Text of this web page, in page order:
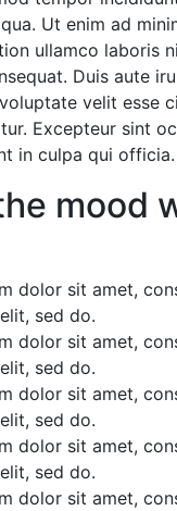
Ut enim ad
ullamco laboris
Duis aute
velit esse
Excepteur sint
in culpa qui officia.
mood
dolor sit amet,
sed do.
dolor sit amet,
sed do.
dolor sit amet,
sed do.
dolor sit amet,
sed do.
dolor sit amet,